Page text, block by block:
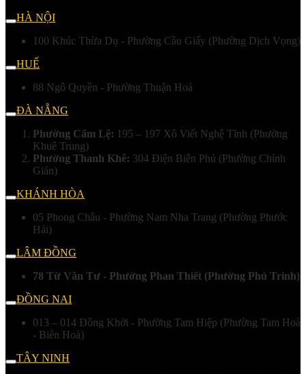
HÀ NỘI
100 Khúc Thừa Dụ - Phường Cầu Giấy (Phường Dịch Vọng)
HUẾ
88 Ngô Quyền - Phường Thuận Hoá
ĐÀ NẴNG
Phường Cẩm Lệ: 195 – 197 Xô Viết Nghệ Tĩnh (Phường
Khuê Trung)
Phường Thanh Khê: 304 Điện Biên Phủ (Phường Chính
Gián)
KHÁNH HÒA
05 Phong Châu - Phường Nam Nha Trang (Phường Phước
Hải)
LÂM ĐỒNG
78 Từ Văn Tư - Phường Phan Thiết (Phường Phú Trinh)
ĐỒNG NAI
013 – 014 Đồng Khởi - Phường Tam Hiệp (Phường Tam Hoà
- Biên Hoà)
TÂY NINH